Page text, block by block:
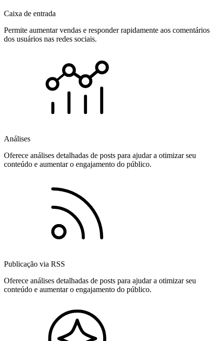
Caixa de entrada
Permite aumentar vendas e responder rapidamente aos comentários
dos usuários nas redes sociais.
Análises
Oferece análises detalhadas de posts para ajudar a otimizar seu
conteúdo e aumentar o engajamento do público.
Publicação via RSS
Oferece análises detalhadas de posts para ajudar a otimizar seu
conteúdo e aumentar o engajamento do público.